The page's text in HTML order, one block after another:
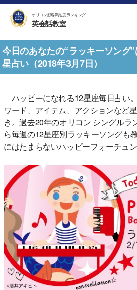
オリコン顧客満足度ランキング
英会話教室
今日のあなたの“ラッキーソン
星占い（2018年3月7日）
ハッピーになれる12星座毎日占い
ワード、アイテム、アクションなど
き。過去20年のオリコン シングルラ
ら毎週の12星座別ラッキーソングも
にはたまらないハッピーフォーチュ